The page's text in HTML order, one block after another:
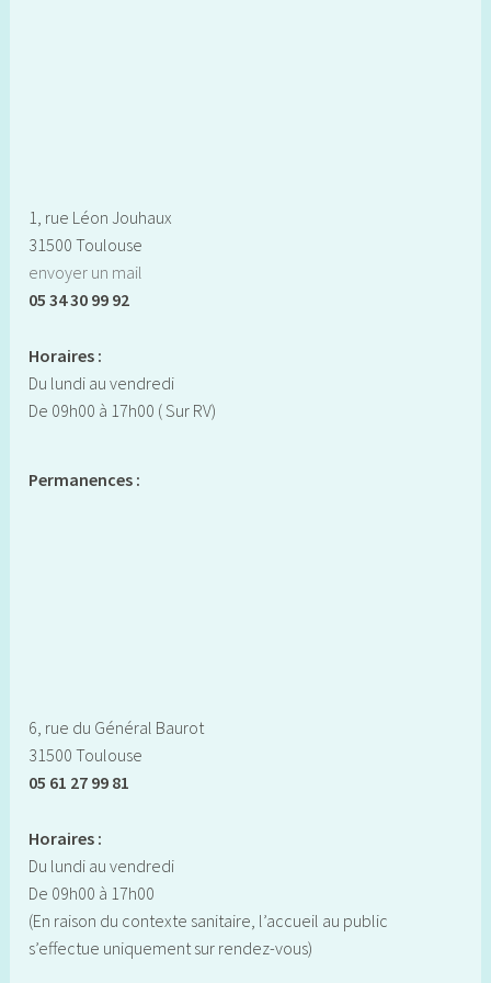
1, rue Léon Jouhaux
31500 Toulouse
envoyer un mail
05 34 30 99 92
Horaires :
Du lundi au vendredi
De 09h00 à 17h00 ( Sur RV)
Permanences :
6, rue du Général Baurot
31500 Toulouse
05 61 27 99 81
Horaires :
Du lundi au vendredi
De 09h00 à 17h00
(En raison du contexte sanitaire, l’accueil au public
s’effectue uniquement sur rendez-vous)